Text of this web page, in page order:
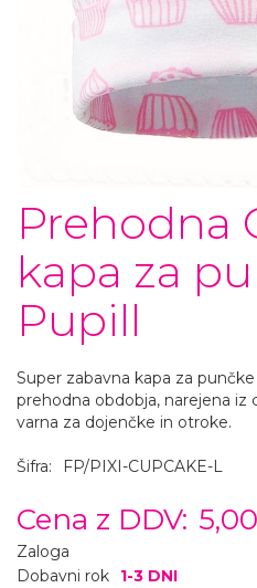
Prehodna
kapa za
Pupill
Super zabavna kapa za
prehodna obdobja, narejena iz
varna za dojenčke in otroke.
Šifra: FP/PIXI-CUPCAKE-L
Cena z DDV:
Zaloga
Dobavni rok
1-3 DNI